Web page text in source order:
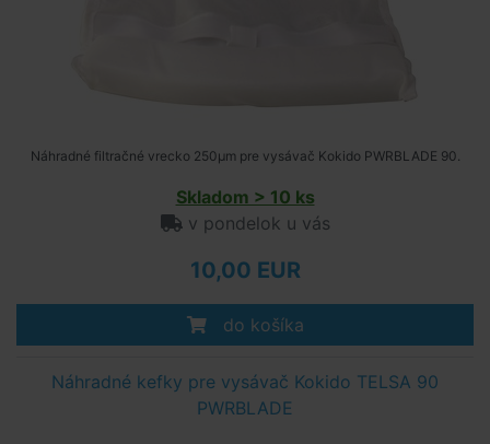
Náhradné filtračné vrecko 250μm pre vysávač Kokido PWRBLADE 90.
Skladom > 10 ks
v pondelok u vás
10,00 EUR
do košíka
Náhradné kefky pre vysávač Kokido TELSA 90
PWRBLADE